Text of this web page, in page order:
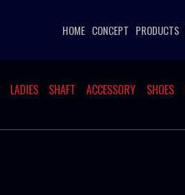
HOME CONCEPT PRODUCTS
LADIES SHAFT ACCESSORY SHOES